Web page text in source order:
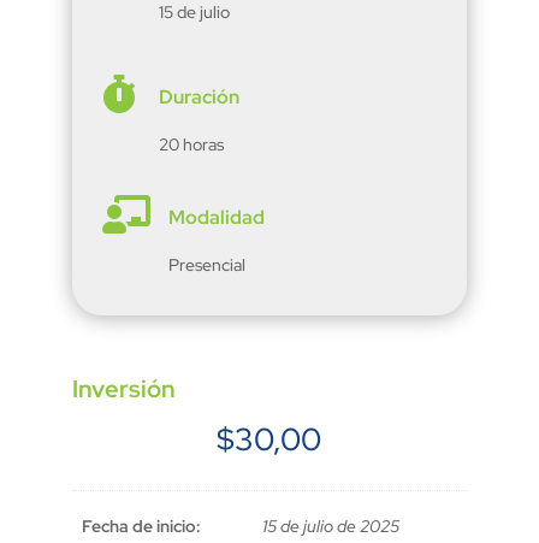
15 de julio
 Duración
20 horas
 Modalidad
Presencial
Inversión
$30,00
Fecha de inicio: 15 de julio de 2025